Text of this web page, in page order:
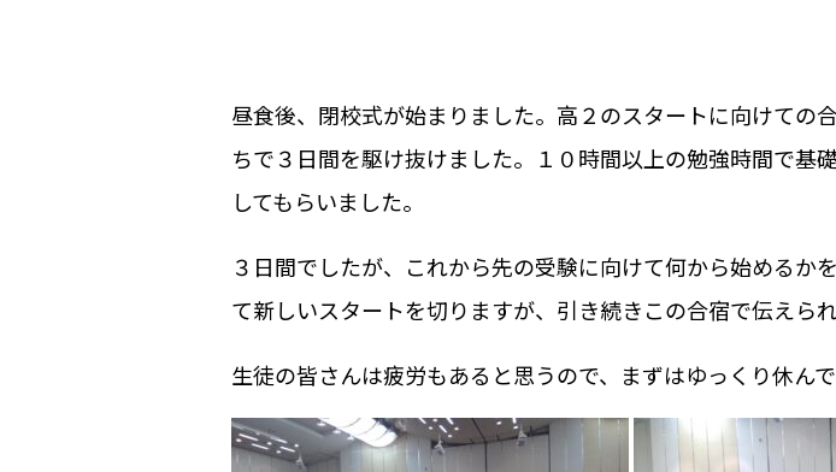
昼食後、閉校式が始まりました。高２のスタートに向けて
ちで３日間を駆け抜けました。１０時間以上の勉強時間で基
してもらいました。
３日間でしたが、これから先の受験に向けて何から始めるか
て新しいスタートを切りますが、引き続きこの合宿で伝えら
生徒の皆さんは疲労もあると思うので、まずはゆっくり休ん